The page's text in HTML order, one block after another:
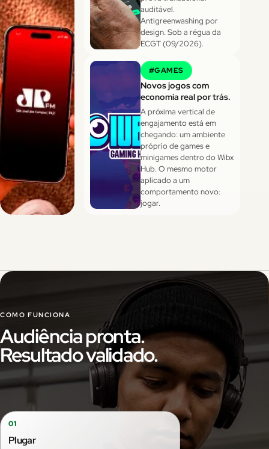
auditável.
Antigreenwashing por
design. Sob a régua da
ECGT (09/2026).
#GAMES
Novos jogos com
economia real por trás.
A próxima vertical de
engajamento está em
chegando: um ambiente
próprio de games e
minigames dentro do Wibx
Hub. O mesmo motor
aplicado a um
comportamento novo:
jogar.
COMO FUNCIONA
Audiência pronta.
Resultado validado.
01
Plugar